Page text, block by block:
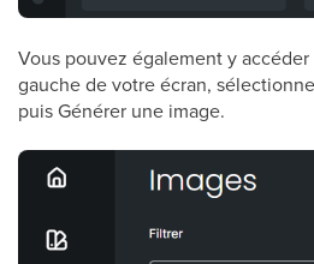
Vous pouvez également y
gauche de votre écran,
puis Générer une image.